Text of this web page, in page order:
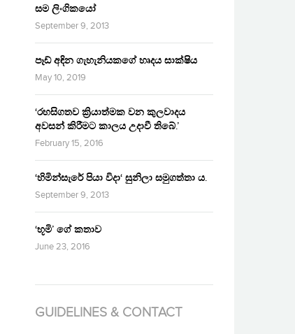
සම ලිංගිකයෝ
September 9, 2013
පෑඩ් අඳින ගැහැනියකගේ හෘදය සාක්ෂිය
May 10, 2019
‘රහසිගතව ක්‍රියාත්මක වන කුලවාදය
අවසන් කිරීමට කාලය උදාවී තිබේ.’
February 15, 2016
‘හිමින්සැරේ පියා විදා‘ සුනිලා සමුගත්තා ය.
September 9, 2013
‘භූමි’ ගේ කතාව
June 23, 2016
GUIDELINES & CONTACT